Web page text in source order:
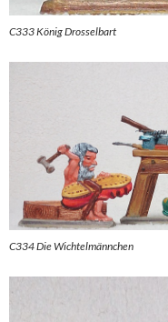
C333 König Drosselbart
C334 Die Wichtelmännchen